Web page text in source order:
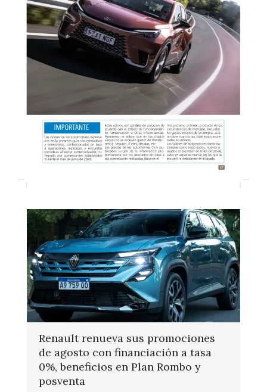
Renault renueva sus promociones
de agosto con financiación a tasa
0%, beneficios en Plan Rombo y
posventa